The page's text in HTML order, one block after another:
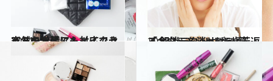
2014.1.13
突然の出張にも対応できるスキンケア＆メイクセットを常備
ビューティ＆ヘルス 2013.10.3
「余白」を消せば5歳若返る 解消テク Holiday篇
ビューティ＆ヘルス